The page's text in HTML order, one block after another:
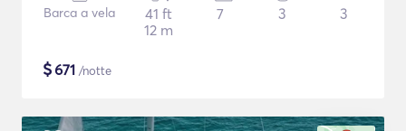
Barca a vela
41 ft
12 m
7 3 3
$671 /notte